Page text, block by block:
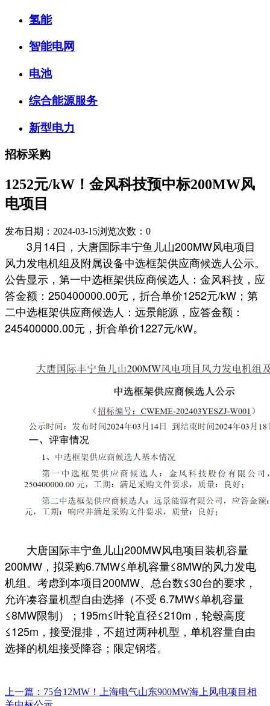
氢能
智能电网
电池
综合能源服务
新型电力
招标采购
1252元/kW！金风科技预中标200MW风
电项目
发布日期：2024-03-15浏览次数： 0
3月14日，大唐国际丰宁鱼儿山200MW风电项目
风力发电机组及附属设备中选框架供应商候选人公示。
公告显示，第一中选框架供应商候选人：金风科技，应
答金额：250400000.00元，折合单价1252元/kW；第
二中选框架供应商候选人：远景能源，应答金额：
245400000.00元，折合单价1227元/kW。
大唐国际丰宁鱼儿山200MW风电项目装机容量
200MW，拟采购6.7MW≤单机容量≤8MW的风力发电
机组。考虑到本项目200MW、总台数≤30台的要求，
允许凑容量机型自由选择（不受 6.7MW≤单机容量
≤8MW限制）；195m≤叶轮直径≤210m，轮毂高度
≤125m，接受混排，不超过两种机型，单机容量自由
选择的机组接受降容；限定钢塔。
上一篇：75台12MW！上海电气山东900MW海上风电项目相